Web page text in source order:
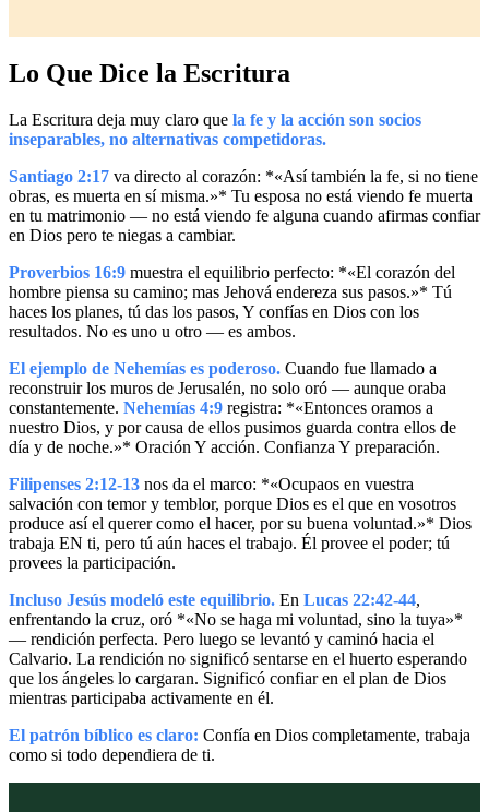
Lo Que Dice la Escritura
La Escritura deja muy claro que la fe y la acción son socios
inseparables, no alternativas competidoras.
Santiago 2:17 va directo al corazón: *«Así también la fe, si no tiene
obras, es muerta en sí misma.»* Tu esposa no está viendo fe muerta
en tu matrimonio — no está viendo fe alguna cuando afirmas confiar
en Dios pero te niegas a cambiar.
Proverbios 16:9 muestra el equilibrio perfecto: *«El corazón del
hombre piensa su camino; mas Jehová endereza sus pasos.»* Tú
haces los planes, tú das los pasos, Y confías en Dios con los
resultados. No es uno u otro — es ambos.
El ejemplo de Nehemías es poderoso. Cuando fue llamado a
reconstruir los muros de Jerusalén, no solo oró — aunque oraba
constantemente. Nehemías 4:9 registra: *«Entonces oramos a
nuestro Dios, y por causa de ellos pusimos guarda contra ellos de
día y de noche.»* Oración Y acción. Confianza Y preparación.
Filipenses 2:12-13 nos da el marco: *«Ocupaos en vuestra
salvación con temor y temblor, porque Dios es el que en vosotros
produce así el querer como el hacer, por su buena voluntad.»* Dios
trabaja EN ti, pero tú aún haces el trabajo. Él provee el poder; tú
provees la participación.
Incluso Jesús modeló este equilibrio. En Lucas 22:42-44,
enfrentando la cruz, oró *«No se haga mi voluntad, sino la tuya»*
— rendición perfecta. Pero luego se levantó y caminó hacia el
Calvario. La rendición no significó sentarse en el huerto esperando
que los ángeles lo cargaran. Significó confiar en el plan de Dios
mientras participaba activamente en él.
El patrón bíblico es claro: Confía en Dios completamente, trabaja
como si todo dependiera de ti.